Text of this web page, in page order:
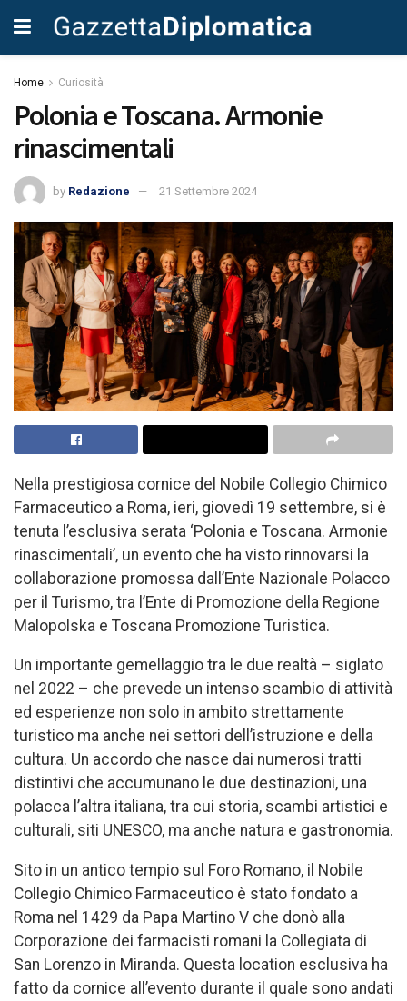
Home Curiosità
Polonia e Toscana. Armonie
rinascimentali
by Redazione 21 Settembre 2024
Nella prestigiosa cornice del Nobile Collegio Chimico
Farmaceutico a Roma, ieri, giovedì 19 settembre, si è
tenuta l’esclusiva serata ‘Polonia e Toscana. Armonie
rinascimentali’, un evento che ha visto rinnovarsi la
collaborazione promossa dall’Ente Nazionale Polacco
per il Turismo, tra l’Ente di Promozione della Regione
Malopolska e Toscana Promozione Turistica.
Un importante gemellaggio tra le due realtà – siglato
nel 2022 – che prevede un intenso scambio di attività
ed esperienze non solo in ambito strettamente
turistico ma anche nei settori dell’istruzione e della
cultura. Un accordo che nasce dai numerosi tratti
distintivi che accumunano le due destinazioni, una
polacca l’altra italiana, tra cui storia, scambi artistici e
culturali, siti UNESCO, ma anche natura e gastronomia.
Sito in un antico tempio sul Foro Romano, il Nobile
Collegio Chimico Farmaceutico è stato fondato a
Roma nel 1429 da Papa Martino V che donò alla
Corporazione dei farmacisti romani la Collegiata di
San Lorenzo in Miranda. Questa location esclusiva ha
fatto da cornice all’evento durante il quale sono andati